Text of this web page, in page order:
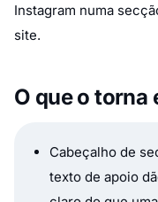
Instagram numa
site.
O que o torna
Cabeçalho de
texto de apoio